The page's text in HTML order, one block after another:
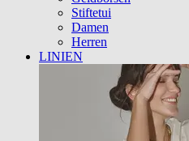
Stiftetui
Damen
Herren
LINIEN